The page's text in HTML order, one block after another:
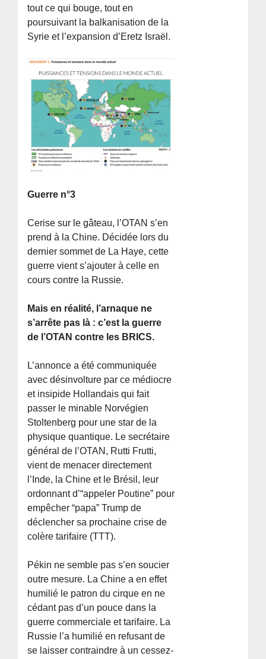
tout ce qui bouge, tout en
poursuivant la balkanisation de la
Syrie et l’expansion d’Eretz Israël.
Guerre n°3
Cerise sur le gâteau, l’OTAN s’en
prend à la Chine. Décidée lors du
dernier sommet de La Haye, cette
guerre vient s’ajouter à celle en
cours contre la Russie.
Mais en réalité, l’arnaque ne
s’arrête pas là : c’est la guerre
de l’OTAN contre les BRICS.
L’annonce a été communiquée
avec désinvolture par ce médiocre
et insipide Hollandais qui fait
passer le minable Norvégien
Stoltenberg pour une star de la
physique quantique. Le secrétaire
général de l’OTAN, Rutti Frutti,
vient de menacer directement
l’Inde, la Chine et le Brésil, leur
ordonnant d’“appeler Poutine” pour
empêcher “papa” Trump de
déclencher sa prochaine crise de
colère tarifaire (TTT).
Pékin ne semble pas s’en soucier
outre mesure. La Chine a en effet
humilié le patron du cirque en ne
cédant pas d’un pouce dans la
guerre commerciale et tarifaire. La
Russie l’a humilié en refusant de
se laisser contraindre à un cessez-